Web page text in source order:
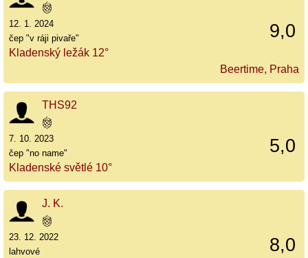
9,0
12. 1. 2024
čep "v ráji pivaře"
Kladenský ležák 12°
Beertime, Praha
THS92
5,0
7. 10. 2023
čep "no name"
Kladenské světlé 10°
J. K.
8,0
23. 12. 2022
lahvové